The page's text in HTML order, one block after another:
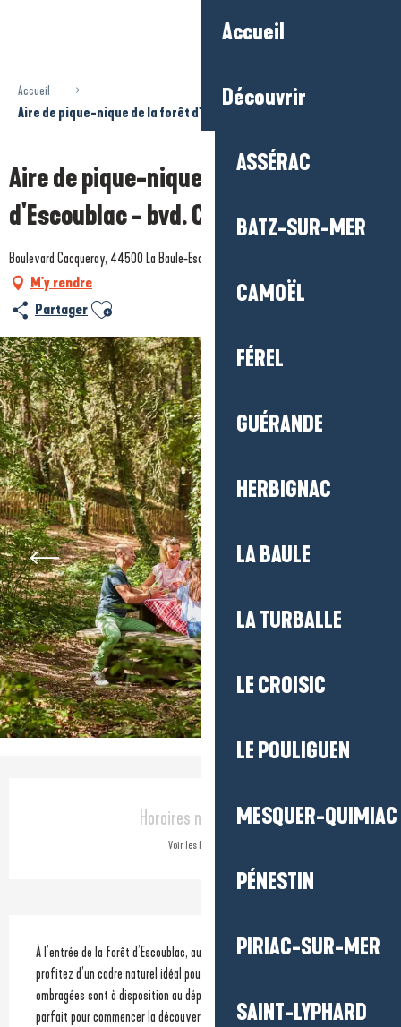
Accueil
Découvrir
ASSÉRAC
BATZ-SUR-MER
CAMOËL
FÉREL
GUÉRANDE
HERBIGNAC
LA BAULE
LA TURBALLE
LE CROISIC
LE POULIGUEN
MESQUER-QUIMIAC
PÉNESTIN
PIRIAC-SUR-MER
SAINT-LYPHARD
Accueil
Aire de pique-nique de la forêt d'Escoublac - bvd. Cacqueray
Aire de pique-nique de la forêt
d'Escoublac - bvd. Cacqueray
Boulevard Cacqueray, 44500 La Baule-Escoublac
M'y rendre
Partager Ajouter aux favoris
Ouverture et coordonnées
Horaires non définis
Voir les horaires
Description
À l’entrée de la forêt d’Escoublac, au niveau du boulevard Caqueray,
profitez d’un cadre naturel idéal pour une pause pique nique. Des tables
ombragées sont à disposition au départ du sentier « faune et flore »,
parfait pour commencer la découverte de la forêt.